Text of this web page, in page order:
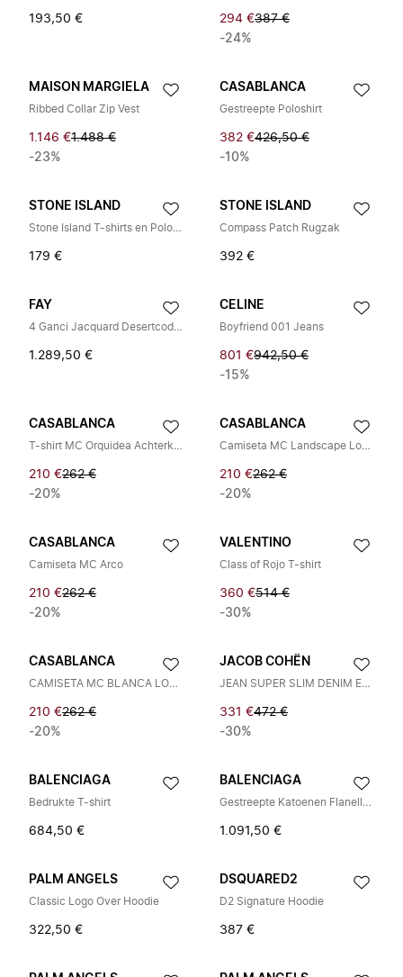
193,50 € 294 €387 €
-24%
MAISON MARGIELA
Ribbed Collar Zip Vest
1.146 €1.488 €
-23%
CASABLANCA
Gestreepte Poloshirt
382 €426,50 €
-10%
STONE ISLAND
Stone Island T-shirts en Poloshirts
179 €
STONE ISLAND
Compass Patch Rugzak
392 €
FAY
4 Ganci Jacquard Desertcode Archive
1.289,50 €
CELINE
Boyfriend 001 Jeans
801 €942,50 €
-15%
CASABLANCA
T-shirt MC Orquidea Achterkant
210 €262 €
-20%
CASABLANCA
Camiseta MC Landscape Logo Paisaje
210 €262 €
-20%
CASABLANCA
Camiseta MC Arco
210 €262 €
-20%
VALENTINO
Class of Rojo T-shirt
360 €514 €
-30%
CASABLANCA
CAMISETA MC BLANCA LOGO NEON
210 €262 €
-20%
JACOB COHËN
JEAN SUPER SLIM DENIM ETIQ CELESTE
331 €472 €
-30%
BALENCIAGA
Bedrukte T-shirt
684,50 €
BALENCIAGA
Gestreepte Katoenen Flanellen Overhemd
1.091,50 €
PALM ANGELS
Classic Logo Over Hoodie
322,50 €
DSQUARED2
D2 Signature Hoodie
387 €